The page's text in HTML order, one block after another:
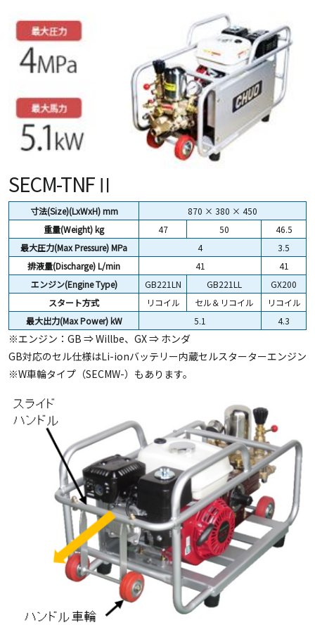
SECM-TNFⅡ
寸法(Size)(LxWxH) mm
870 × 380 × 450
重量(Weight)kg 47 50
46.5
最大圧力(Max Pressure) MPa
4
3.5
排液量(Discharge) L/min
41
41
エンジン(Engine Type)
GB221LN GB221LL
GX200
スタート方式
リコイル セル＆リコイル
リコイル
最大出力(Max Power) kW
5.1 4.3
※エンジン：GB ⇒ Willbe、GX ⇒ ホンダ
GB対応のセル仕様はLi-ionバッテリー内蔵セルスターターエンジン
※W車輪タイプ（SECMW-）もあります。